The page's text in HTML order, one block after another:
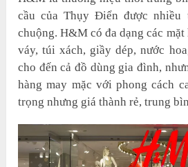
cầu của Thụy Điển được
chuộng. H&M có đa dạng các mặt
váy, túi xách, giầy dép, nước
cho đến cả đồ dùng gia đình,
hàng may mặc với phong cách
trọng nhưng giá thành rẻ, trung